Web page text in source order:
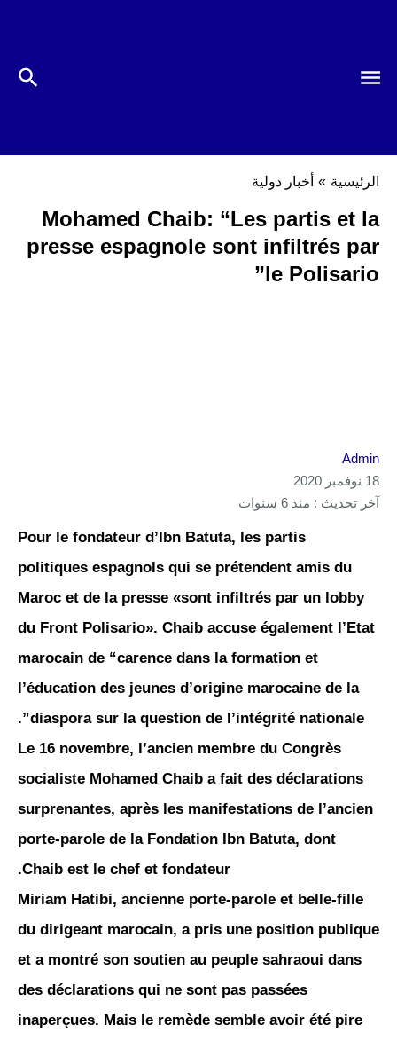
الرئيسية » أخبار دولية
Mohamed Chaib: “Les partis et la
presse espagnole sont infiltrés par
le Polisario”
Admin
18 نوفمبر 2020
آخر تحديث : منذ 6 سنوات
Pour le fondateur d’Ibn Batuta, les partis
politiques espagnols qui se prétendent amis du
Maroc et de la presse «sont infiltrés par un lobby
du Front Polisario». Chaib accuse également l’Etat
marocain de “carence dans la formation et
l’éducation des jeunes d’origine marocaine de la
diaspora sur la question de l’intégrité nationale”.
Le 16 novembre, l’ancien membre du Congrès
socialiste Mohamed Chaib a fait des déclarations
surprenantes, après les manifestations de l’ancien
porte-parole de la Fondation Ibn Batuta, dont
Chaib est le chef et fondateur.
Miriam Hatibi, ancienne porte-parole et belle-fille
du dirigeant marocain, a pris une position publique
et a montré son soutien au peuple sahraoui dans
des déclarations qui ne sont pas passées
inaperçues. Mais le remède semble avoir été pire